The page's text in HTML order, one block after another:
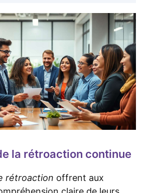
la rétroaction continue
rétroaction offrent aux